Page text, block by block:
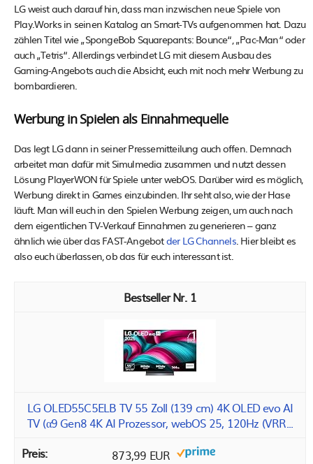
LG weist auch darauf hin, dass man inzwischen neue Spiele von
Play.Works in seinen Katalog an Smart-TVs aufgenommen hat. Dazu
zählen Titel wie „SpongeBob Squarepants: Bounce“, „Pac-Man“ oder
auch „Tetris“. Allerdings verbindet LG mit diesem Ausbau des
Gaming-Angebots auch die Absicht, euch mit noch mehr Werbung zu
bombardieren.
Werbung in Spielen als Einnahmequelle
Das legt LG dann in seiner Pressemitteilung auch offen. Demnach
arbeitet man dafür mit Simulmedia zusammen und nutzt dessen
Lösung PlayerWON für Spiele unter webOS. Darüber wird es möglich,
Werbung direkt in Games einzubinden. Ihr seht also, wie der Hase
läuft. Man will euch in den Spielen Werbung zeigen, um auch nach
dem eigentlichen TV-Verkauf Einnahmen zu generieren – ganz
ähnlich wie über das FAST-Angebotder LG Channels. Hier bleibt es
also euch überlassen, ob das für euch interessant ist.
1
LG OLED55C5ELB TV 55 Zoll (139 cm) 4K OLED evo AI
TV (α9 Gen8 4K AI Prozessor, webOS 25, 120Hz (VRR...
873,99 EUR